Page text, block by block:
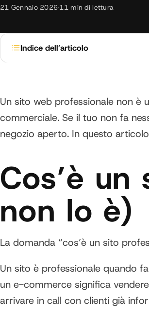
21 Gennaio 2026·11 min di lettura
Indice dell’articolo
Un sito web professionale non è
commerciale. Se il tuo non fa
negozio aperto. In questo
Cos’è
non lo è)
La domanda “cos’è un sito
Un sito è professionale quando
un e-commerce significa
arrivare in call con clienti già